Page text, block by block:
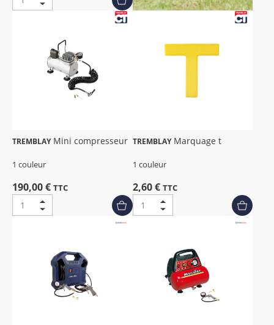
TREMBLAY Mini compresseur
1 couleur
190,00 € TTC
TREMBLAY Marquage t
1 couleur
2,60 € TTC